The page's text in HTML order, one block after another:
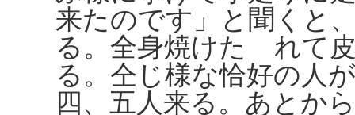
来たのです」と聞くと
る。全身焼けたゞれて
る。仝じ様な恰好の人
四、五人来る。あとか